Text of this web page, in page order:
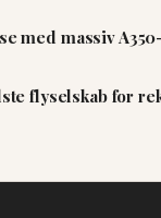
med massiv
flyselskab for